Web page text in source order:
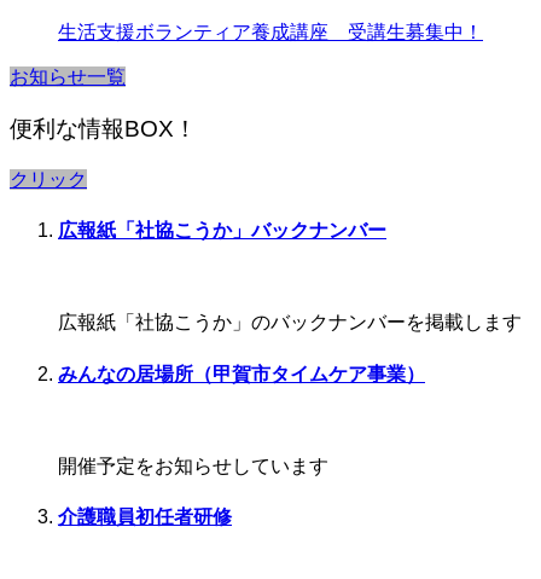
生活支援ボランティア養成講座 受講生募集中！
お知らせ一覧
便利な情報BOX！
クリック
広報紙「社協こうか」バックナンバー
広報紙「社協こうか」のバックナンバーを掲載します
みんなの居場所（甲賀市タイムケア事業）
開催予定をお知らせしています
介護職員初任者研修